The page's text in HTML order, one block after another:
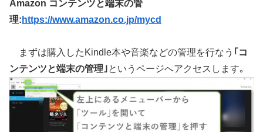
Amazon コンテンツと端末の管
理: https://www.amazon.co.jp/mycd
まずは購入したKindle本や音楽などの管理を行なう ｢コ
ンテンツと端末の管理｣というページへアクセスします｡